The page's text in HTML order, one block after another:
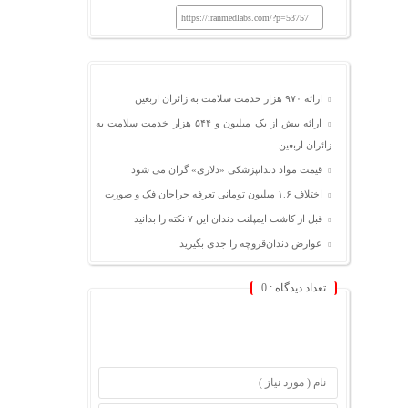
https://iranmedlabs.com/?p=53757
ارائه ۹۷۰ هزار خدمت سلامت به زائران اربعین
ارائه بیش از یک میلیون و ۵۴۴ هزار خدمت سلامت به
زائران اربعین
قیمت مواد دندانپزشکی «دلاری» گران می شود
اختلاف ۱.۶ میلیون تومانی تعرفه جراحان فک و صورت
قبل از کاشت ایمپلنت دندان این ۷ نکته را بدانید
عوارض دندان‌قروچه را جدی بگیرید
تعداد دیدگاه : 0